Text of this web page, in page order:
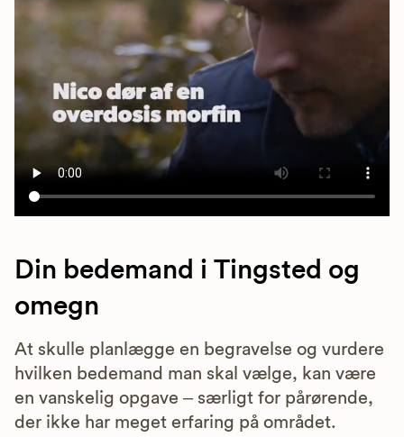
Din bedemand i Tingsted og
omegn
At skulle planlægge en begravelse og vurdere
hvilken bedemand man skal vælge, kan være
en vanskelig opgave – særligt for pårørende,
der ikke har meget erfaring på området.